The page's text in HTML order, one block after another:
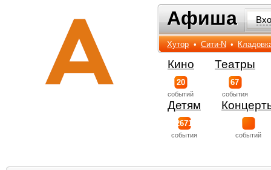
Афиша
Афиша
Хутор • Сити-N •
Кино
20
событий
Театры
67
события
Детям
2671
события событий